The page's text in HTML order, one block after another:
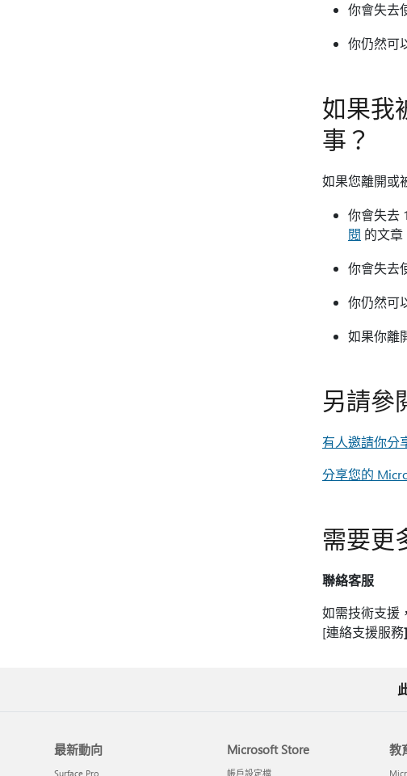
你會失去
你仍然可
如果我
事？
如果您離開或
你會失去
閱 的文章
你會失去
你仍然可
如果你離
另請參
有人邀請你分
分享您的
需要更
聯絡客服
如需技術支援
[連絡支援服務]
最新動向
Surface Pro
Microsoft Store
帳戶設定檔
教